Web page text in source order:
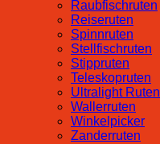
Raubfischruten
Reiseruten
Spinnruten
Stellfischruten
Stippruten
Teleskopruten
Ultralight Ruten
Wallerruten
Winkelpicker
Zanderruten